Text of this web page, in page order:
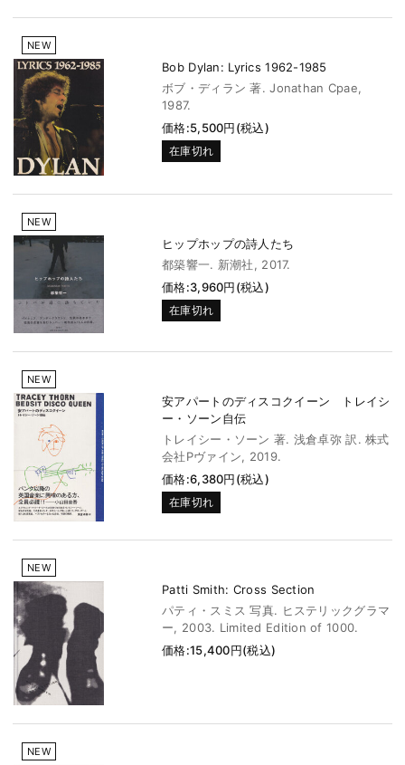
NEW
Bob Dylan: Lyrics 1962-1985
ボブ・ディラン 著. Jonathan Cpae,
1987.
価格:5,500円(税込)
在庫切れ
NEW
ヒップホップの詩人たち
都築響一. 新潮社, 2017.
価格:3,960円(税込)
在庫切れ
NEW
安アパートのディスコクイーン トレイシ
ー・ソーン自伝
トレイシー・ソーン 著. 浅倉卓弥 訳. 株式
会社Pヴァイン, 2019.
価格:6,380円(税込)
在庫切れ
NEW
Patti Smith: Cross Section
パティ・スミス 写真. ヒステリックグラマ
ー, 2003. Limited Edition of 1000.
価格:15,400円(税込)
NEW